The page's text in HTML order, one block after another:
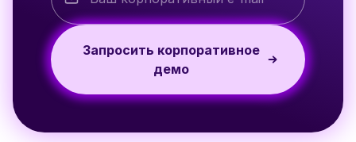
Запросить корпоративное
демо